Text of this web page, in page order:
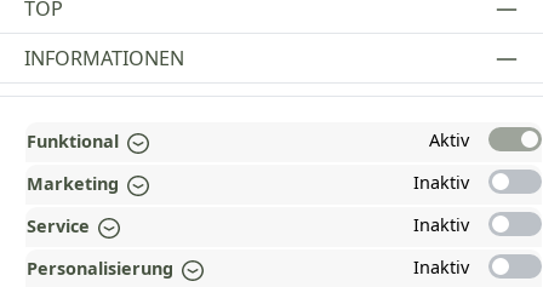
TOP
INFORMATIONEN
ZAHLUNGS- UND VERSANDARTEN
WARUM HEAD-SHOP.DE?
Funktional
Aktiv
Marketing
Inaktiv
Service
Inaktiv
Personalisierung
Inaktiv